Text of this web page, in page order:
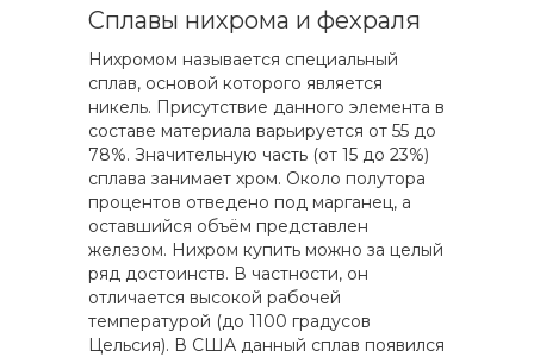
Сплавы нихрома и фехраля
Нихромом называется специальный
сплав, основой которого является
никель. Присутствие данного элемента в
составе материала варьируется от 55 до
78%. Значительную часть (от 15 до 23%)
сплава занимает хром. Около полутора
процентов отведено под марганец, а
оставшийся объём представлен
железом. Нихром купить можно за целый
ряд достоинств. В частности, он
отличается высокой рабочей
температурой (до 1100 градусов
Цельсия). В США данный сплав появился